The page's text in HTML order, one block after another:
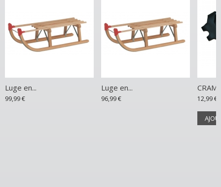
Luge en...
99,99 €
Luge en...
96,99 € 12,99 €